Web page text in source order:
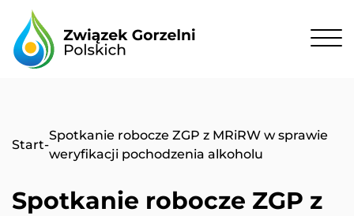
Start-
Spotkanie robocze ZGP z MRiRW w sprawie
weryfikacji pochodzenia alkoholu
Spotkanie robocze ZGP z